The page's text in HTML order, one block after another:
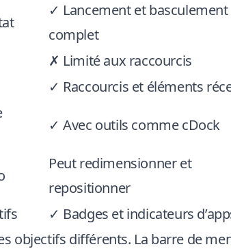
✓ Lancement et basculement
complet
✗ Limité aux raccourcis
✓ Raccourcis et éléments
✓ Avec outils comme cDock
Peut redimensionner et
repositionner
✓ Badges et indicateurs
objectifs différents. La barre de